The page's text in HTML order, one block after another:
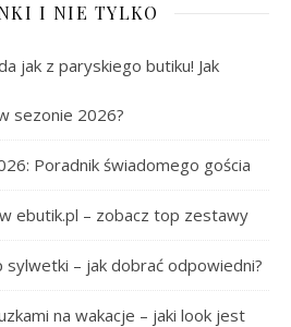
I NIE TYLKO
jak z paryskiego butiku! Jak
sezonie 2026?
Poradnik świadomego gościa
ebutik.pl – zobacz top zestawy
– jak dobrać odpowiedni?
na wakacje – jaki look jest